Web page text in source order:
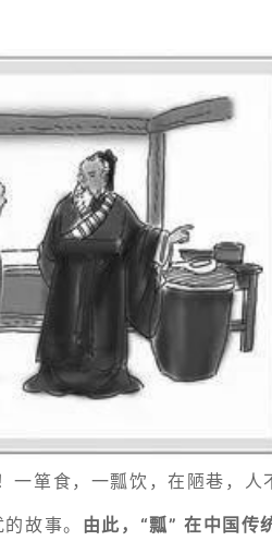
一箪食 ，一瓢饮，在陋巷，
故事。 由此，“瓢” 在中国传